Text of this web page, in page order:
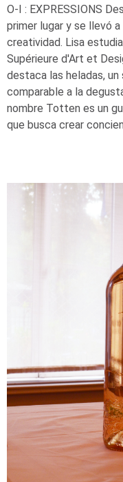
O-I : EXPRESSIONS
primer lugar y se llevó
creatividad. Lisa
Supérieure d'Art et
destaca las heladas,
comparable a la
nombre Totten es un
que busca crear